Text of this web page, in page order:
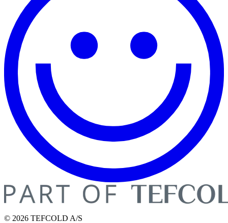
© 2026 TEFCOLD A/S